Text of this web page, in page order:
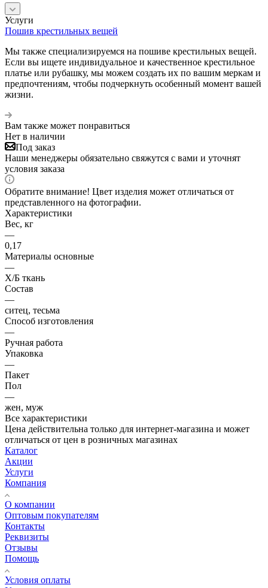
Услуги
Пошив крестильных вещей
Мы также специализируемся на пошиве крестильных вещей.
Если вы ищете индивидуальное и качественное крестильное
платье или рубашку, мы можем создать их по вашим меркам и
предпочтениям, чтобы подчеркнуть особенный момент вашей
жизни.
Вам также может понравиться
Нет в наличии
Под заказ
Наши менеджеры обязательно свяжутся с вами и уточнят
условия заказа
Обратите внимание! Цвет изделия может отличаться от
представленного на фотографии.
Характеристики
Вес, кг
—
0,17
Материалы основные
—
Х/Б ткань
Состав
—
ситец, тесьма
Способ изготовления
—
Ручная работа
Упаковка
—
Пакет
Пол
—
жен, муж
Все характеристики
Цена действительна только для интернет-магазина и может
отличаться от цен в розничных магазинах
Каталог
Акции
Услуги
Компания
О компании
Оптовым покупателям
Контакты
Реквизиты
Отзывы
Помощь
Условия оплаты